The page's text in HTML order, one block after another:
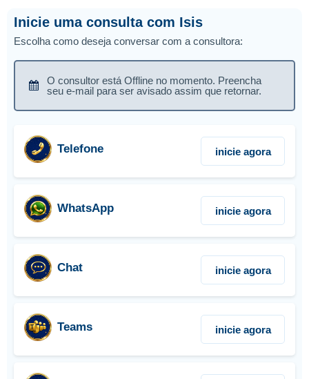
Inicie uma consulta com Isis
Escolha como deseja conversar com a consultora:
O consultor está Offline no momento. Preencha
seu e-mail para ser avisado assim que retornar.
Telefone inicie agora
WhatsApp inicie agora
Chat inicie agora
Teams inicie agora